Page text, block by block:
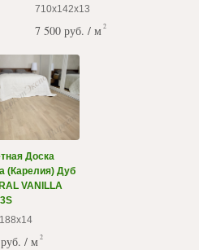
710х142х13
7 500 руб. / м 2
Доска
(Карелия) Дуб
VANILLA
/ м 2